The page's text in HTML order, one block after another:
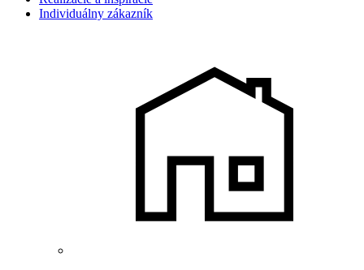
Individuálny zákazník